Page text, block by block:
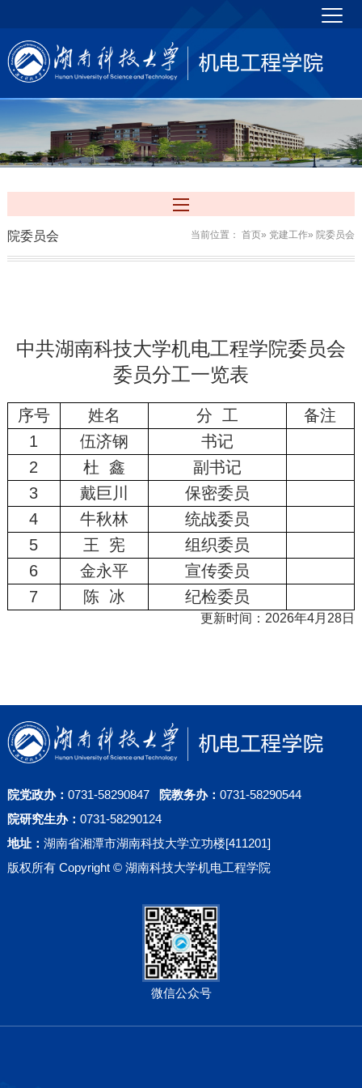
当前位置：首页» 党建工作» 院委员会
院委员会
中共湖南科技大学机电工程学院委员会
委员分工一览表
序号 姓名 分 工
备注
1
伍济钢
书记
2
杜 鑫
副书记
3
戴巨川
保密委员
4
牛秋林
统战委员
5
王 宪
组织委员
6
金永平
宣传委员
7
陈 冰 纪检委员
更新时间：2026年4月28日
院党政办： 0731-58290847 院教务办： 0731-58290544
院研究生办： 0731-58290124
地址： 湖南省湘潭市湖南科技大学立功楼[411201]
版权所有 Copyright © 湖南科技大学机电工程学院
微信公众号